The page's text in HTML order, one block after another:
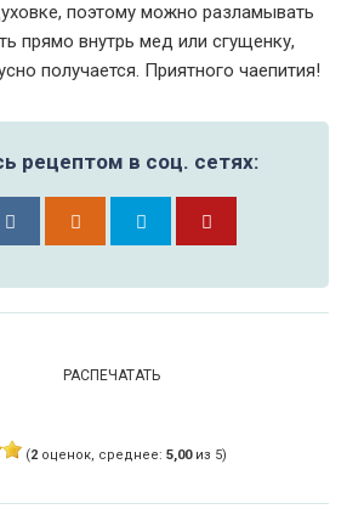
поэтому можно разламывать
прямо внутрь мед или сгущенку,
получается. Приятного чаепития!
рецептом в соц. сетях:
РАСПЕЧАТАТЬ
(2оценок, среднее: 5,00из 5)